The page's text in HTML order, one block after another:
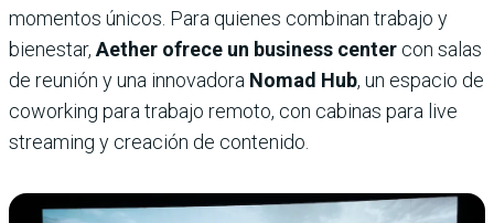
momentos únicos. Para quienes combinan trabajo y
bienestar, Aether ofrece un business center con salas
de reunión y una innovadora Nomad Hub, un espacio de
coworking para trabajo remoto, con cabinas para live
streaming y creación de contenido.